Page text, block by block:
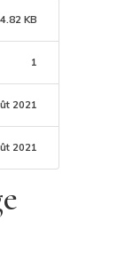
KB
1
2021
2021